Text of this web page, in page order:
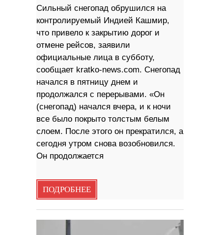
Сильный снегопад обрушился на
контролируемый Индией Кашмир,
что привело к закрытию дорог и
отмене рейсов, заявили
официальные лица в субботу,
сообщает kratko-news.com. Снегопад
начался в пятницу днем ​​и
продолжался с перерывами. «Он
(снегопад) начался вчера, и к ночи
все было покрыто толстым белым
слоем. После этого он прекратился, а
сегодня утром снова возобновился.
Он продолжается
ПОДРОБНЕЕ